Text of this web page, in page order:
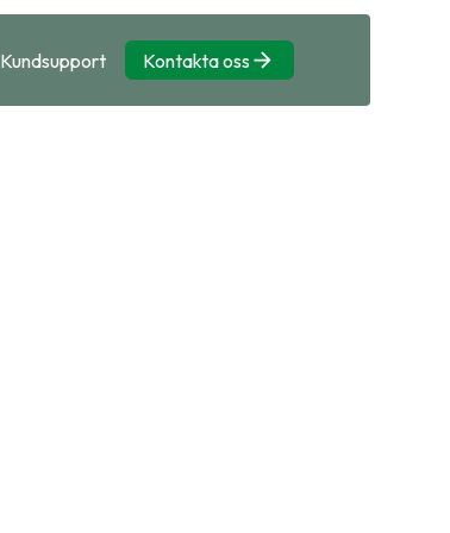
Kundsupport Kontakta oss